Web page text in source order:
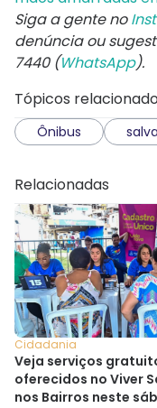
Siga a gente no
denúncia ou
7440 (WhatsApp).
Tópicos
Ônibus
Relacionadas
Cidadania
Veja serviços
oferecidos no Viver
nos Bairros neste